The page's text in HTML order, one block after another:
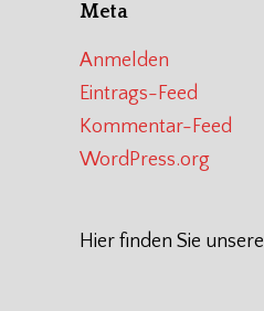
Meta
Anmelden
Eintrags-Feed
Kommentar-Feed
WordPress.org
Hier finden Sie unsere